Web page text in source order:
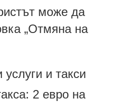
може да
„Отмяна на
и такси
2 евро на